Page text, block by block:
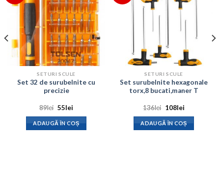
SETURI SCULE
Set 32 de surubelnite cu
precizie
89lei Prețul
a
fost:
89lei.
55leiPrețul
este:
55lei.
ADAUGĂ ÎN COȘ
SETURI SCULE
Set surubelnite hexagonale
torx,8 bucati,maner T
136lei Prețul
a
fost:
136lei.
108leiPrețul
este:
108lei.
ADAUGĂ ÎN COȘ